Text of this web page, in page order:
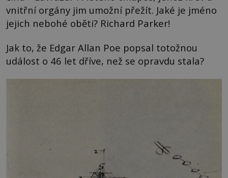
vnitřní orgány jim umožní přežít. Jaké je jméno
jejich nebohé oběti? Richard Parker!
Jak to, že Edgar Allan Poe popsal totožnou
událost o 46 let dříve, než se opravdu stala?